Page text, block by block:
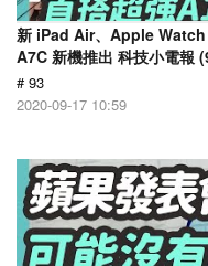
新 iPad Air、Apple
A7C 新機推出 科技小電報
# 93
2020-09-17 10:59